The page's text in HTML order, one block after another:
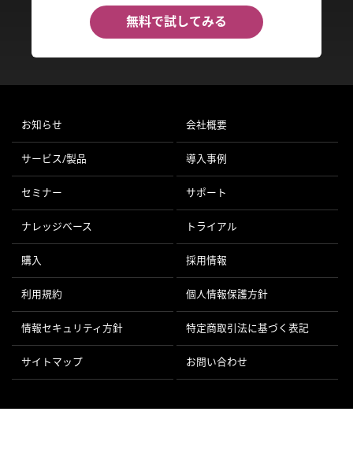
無料で試してみる
お知らせ 会社概要
サービス/製品 導入事例
セミナー サポート
ナレッジベース トライアル
購入 採用情報
利用規約 個人情報保護方針
情報セキュリティ方針 特定商取引法に基づく表記
サイトマップ お問い合わせ